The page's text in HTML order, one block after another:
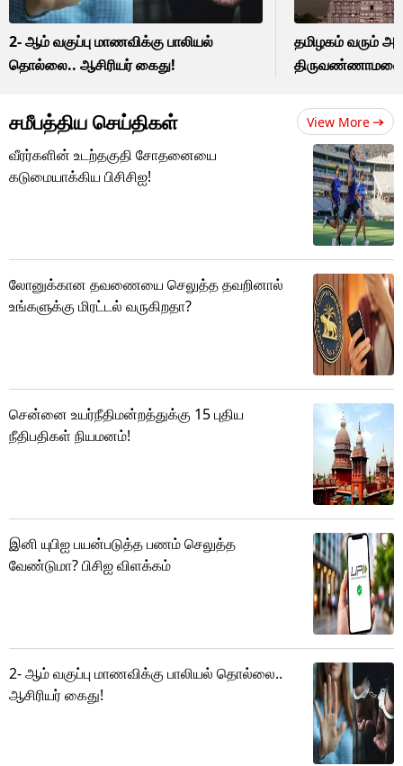
2- ஆம் வகுப்பு மாணவிக்கு பாலியல்
தொல்லை.. ஆசிரியர் கைது!
தமிழகம் வரும்
சமீபத்திய செய்திகள் View More
வீரர்களின் உடற்தகுதி சோதனையை
கடுமையாக்கிய பிசிசிஐ!
லோனுக்கான தவணையை செலுத்த தவறினால்
உங்களுக்கு மிரட்டல் வருகிறதா?
சென்னை உயர்நீதிமன்றத்துக்கு 15 புதிய
நீதிபதிகள் நியமனம்!
இனி யுபிஐ பயன்படுத்த பணம் செலுத்த
வேண்டுமா? பிசிஐ விளக்கம்
2- ஆம் வகுப்பு மாணவிக்கு பாலியல் தொல்லை..
ஆசிரியர் கைது!